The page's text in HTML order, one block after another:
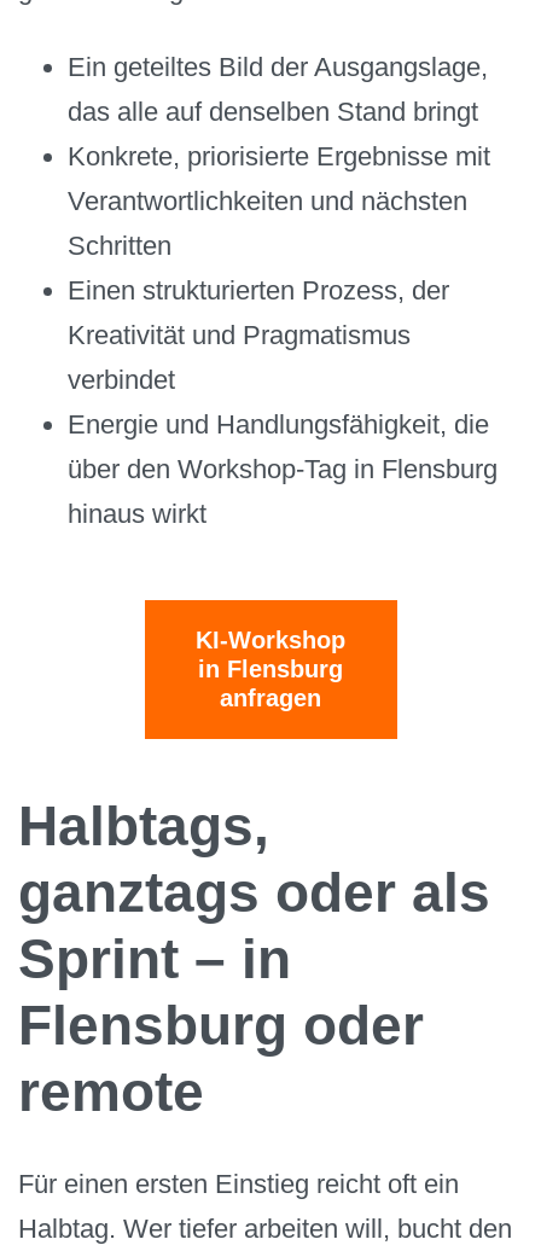
Ein geteiltes Bild der Ausgangslage,
das alle auf denselben Stand bringt
Konkrete, priorisierte Ergebnisse mit
Verantwortlichkeiten und nächsten
Schritten
Einen strukturierten Prozess, der
Kreativität und Pragmatismus
verbindet
Energie und Handlungsfähigkeit, die
über den Workshop-Tag in Flensburg
hinaus wirkt
KI-Workshop
in Flensburg
anfragen
Halbtags,
ganztags oder als
Sprint – in
Flensburg oder
remote
Für einen ersten Einstieg reicht oft ein
Halbtag. Wer tiefer arbeiten will, bucht den